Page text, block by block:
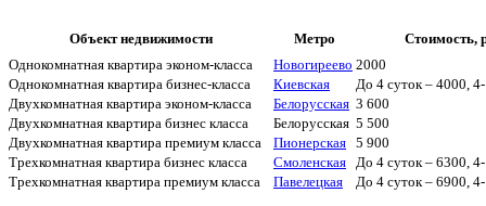
Объект недвижимости Метро
Стоимость,
Однокомнатная квартира эконом-класса
Новогиреево 2000
Однокомнатная квартира бизнес-класса
Киевская
До 4 суток – 4000,
Двухкомнатная квартира эконом-класса
Белорусская 3 600
Двухкомнатная квартира бизнес класса
Белорусская 5 500
Двухкомнатная квартира премиум класса
Пионерская 5 900
Трехкомнатная квартира бизнес класса
Смоленская
До 4 суток – 6300,
Трехкомнатная квартира премиум класса
Павелецкая До 4 суток – 6900,